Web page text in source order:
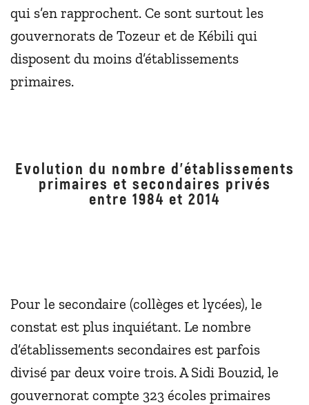
qui s’en rapprochent. Ce sont surtout les
gouvernorats de Tozeur et de Kébili qui
disposent du moins d’établissements
primaires.
Evolution du nombre d’établissements
primaires et secondaires privés
entre 1984 et 2014
Pour le secondaire (collèges et lycées), le
constat est plus inquiétant. Le nombre
d’établissements secondaires est parfois
divisé par deux voire trois. A Sidi Bouzid, le
gouvernorat compte 323 écoles primaires